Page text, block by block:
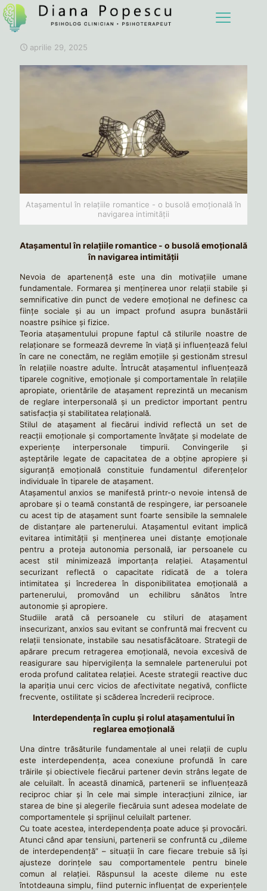
aprilie 29, 2025
Atașamentul în relațiile romantice - o busolă emoțională în
navigarea intimității
Atașamentul în relațiile romantice - o busolă emoțională
în navigarea intimității
Nevoia de apartenență este una din motivațiile umane
fundamentale. Formarea și menținerea unor relații stabile și
semnificative din punct de vedere emoțional ne definesc ca
ființe sociale și au un impact profund asupra bunăstării
noastre psihice și fizice.
Teoria atașamentului propune faptul că stilurile noastre de
relaționare se formează devreme în viaţă și influențează felul
în care ne conectăm, ne reglăm emoțiile și gestionăm stresul
în relațiile noastre adulte. Întrucât atașamentul influențează
tiparele cognitive, emoționale și comportamentale în relațiile
apropiate, orientările de atașament reprezintă un mecanism
de reglare interpersonală și un predictor important pentru
satisfacția și stabilitatea relațională.
Stilul de atașament al fiecărui individ reflectă un set de
reacții emoționale și comportamente învățate şi modelate de
experiențe interpersonale timpurii. Convingerile și
așteptările legate de capacitatea de a obține apropiere și
siguranță emoțională constituie fundamentul diferențelor
individuale în tiparele de atașament.
Atașamentul anxios se manifestă printr-o nevoie intensă de
aprobare și o teamă constantă de respingere, iar persoanele
cu acest tip de ataşament sunt foarte sensibile la semnalele
de distanțare ale partenerului. Atașamentul evitant implică
evitarea intimității și menținerea unei distanțe emoționale
pentru a proteja autonomia personală, iar persoanele cu
acest stil minimizează importanța relației. Atașamentul
securizant reflectă o capacitate ridicată de a tolera
intimitatea și încrederea în disponibilitatea emoțională a
partenerului, promovând un echilibru sănătos între
autonomie și apropiere.
Studiile arată că persoanele cu stiluri de atașament
insecurizant, anxios sau evitant se confruntă mai frecvent cu
relații tensionate, instabile sau nesatisfăcătoare. Strategii de
apărare precum retragerea emoțională, nevoia excesivă de
reasigurare sau hipervigilența la semnalele partenerului pot
eroda profund calitatea relației. Aceste strategii reactive duc
la apariția unui cerc vicios de afectivitate negativă, conflicte
frecvente, ostilitate și scăderea încrederii reciproce.
Interdependența în cuplu și rolul atașamentului în
reglarea emoțională
Una dintre trăsăturile fundamentale al unei relaţii de cuplu
este interdependența, acea conexiune profundă în care
trăirile și obiectivele fiecărui partener devin strâns legate de
ale celuilalt. În această dinamică, partenerii se influențează
reciproc chiar și în cele mai simple interacțiuni zilnice, iar
starea de bine și alegerile fiecăruia sunt adesea modelate de
comportamentele și sprijinul celuilalt partener.
Cu toate acestea, interdependența poate aduce și provocări.
Atunci când apar tensiuni, partenerii se confruntă cu „dileme
de interdependență” – situații în care fiecare trebuie să își
ajusteze dorințele sau comportamentele pentru binele
comun al relației. Răspunsul la aceste dileme nu este
întotdeauna simplu, fiind puternic influențat de experiențele